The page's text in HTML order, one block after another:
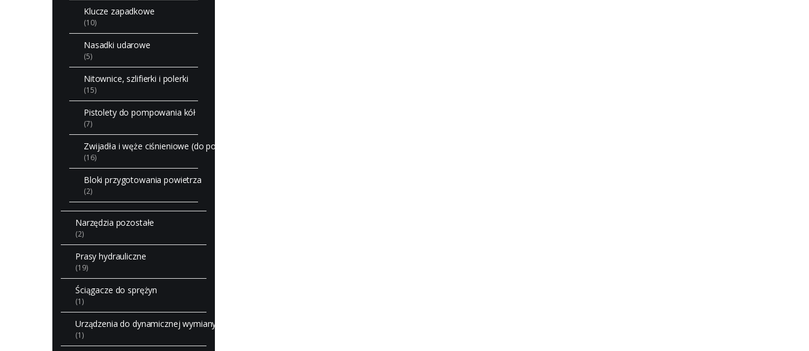
Klucze zapadkowe
(10)
Nasadki udarowe
(5)
Nitownice, szlifierki i polerki
(15)
Pistolety do pompowania kół
(7)
Zwijadła i węże ciśnieniowe (do powietrza i do wody)
(16)
Bloki przygotowania powietrza
(2)
Narzędzia pozostałe
(2)
Prasy hydrauliczne
(19)
Ściągacze do sprężyn
(1)
Urządzenia do dynamicznej wymiany olejów w skrzyniach biegów
(1)